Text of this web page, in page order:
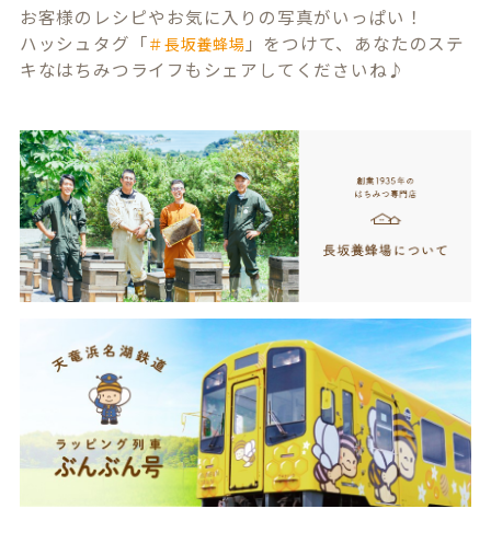
お客様のレシピやお気に入りの写真がいっぱい！
ハッシュタグ「＃長坂養蜂場 」をつけて、あなたのステ
キなはちみつライフもシェアしてくださいね♪